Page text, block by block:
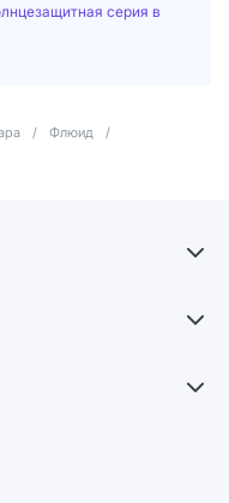
серия в
/ Флюид
/